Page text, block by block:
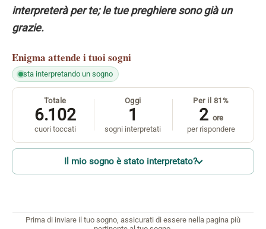
interpreterà per te; le tue preghiere sono già un
grazie.
Enigma attende i tuoi sogni
sta interpretando un sogno
Totale
6.102
cuori toccati
Oggi
1
sogni interpretati
Per il 81%
2 ore
per rispondere
Il mio sogno è stato interpretato?
Prima di inviare il tuo sogno, assicurati di essere nella pagina più